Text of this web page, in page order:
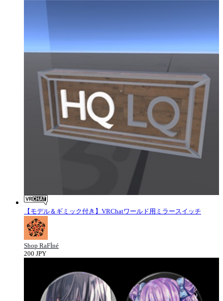
【モデル＆ギミック付き】VRChatワールド用ミラースイッチ
Shop RaFİné
200 JPY